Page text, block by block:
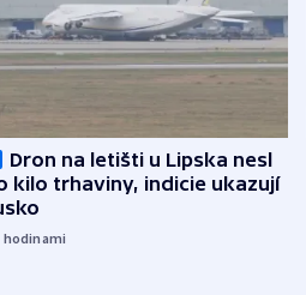
Dron na letišti u Lipska nesl
kilo trhaviny, indicie ukazují
hodinami